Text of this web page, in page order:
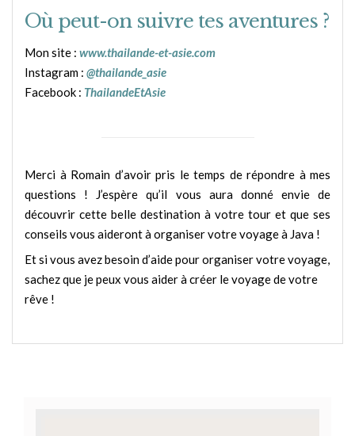
Où peut-on suivre tes aventures ?
Mon site : www.thailande-et-asie.com
Instagram : @thailande_asie
Facebook : ThailandeEtAsie
Merci à Romain d’avoir pris le temps de répondre à mes
questions ! J’espère qu’il vous aura donné envie de
découvrir cette belle destination à votre tour et que ses
conseils vous aideront à organiser votre voyage à Java !
Et si vous avez besoin d’aide pour organiser votre voyage,
sachez que je peux vous aider à créer le voyage de votre
rêve !